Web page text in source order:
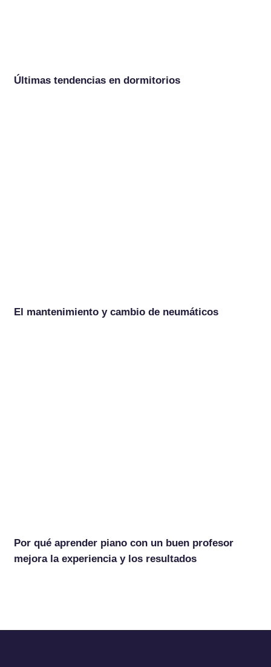
Últimas tendencias en dormitorios
El mantenimiento y cambio de neumáticos
Por qué aprender piano con un buen profesor
mejora la experiencia y los resultados